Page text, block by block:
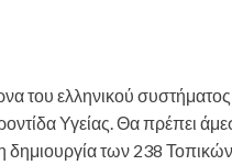
του ελληνικού
Υγείας. Θα πρέπει
δημιουργία των 238